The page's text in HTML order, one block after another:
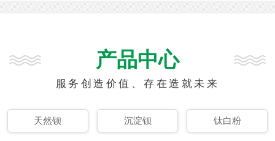
产品中心
服务创造价值、存在造就未来
天然钡 沉淀钡 钛白粉